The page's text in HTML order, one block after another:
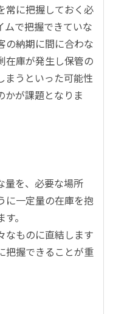
常に把握しておく必
ムで把握できていな
の納期に間に合わな
在庫が発生し保管の
まうといった可能性
かが課題となりま
量を、必要な場所
に一定量の在庫を抱
。
なものに直結します
把握できることが重